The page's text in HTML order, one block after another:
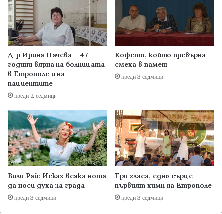
Д-р Ирина Начева – 47
години вярна на болницата
в Етрополе и на
пациентите
преди 2 седмици
Кофето, който превърна
смеха в памет
преди 3 седмици
Вили Рай: Исках всяка нота
да носи духа на града
преди 3 седмици
Три гласа, едно сърце –
първият химн на Етрополе
преди 3 седмици